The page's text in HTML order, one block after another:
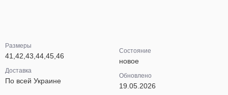
Размеры
41,42,43,44,45,46
Доставка
По всей Украине
Состояние
новое
Обновлено
19.05.2026